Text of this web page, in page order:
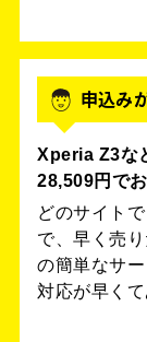
申込み
Xperia Z3な
28,509円で
どのサイト
で、早く売
の簡単なサ
対応が早くて